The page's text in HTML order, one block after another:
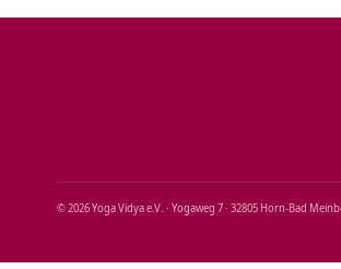
© 2026 Yoga Vidya e.V. · Yogaweg 7 · 32805 Horn‑Bad